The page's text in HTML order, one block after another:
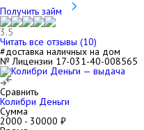
Получить займ
3.5
Читать все отзывы (10)
#доставка наличных на дом
№ Лицензии 17-031-40-008565
Сравнить
Колибри Деньги
Сумма
2000 - 30000 ₽